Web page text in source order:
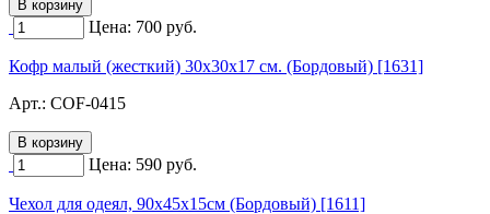
Цена: 700 руб.
Кофр малый (жесткий) 30х30х17 см. (Бордовый) [1631]
Арт.: COF-0415
Цена: 590 руб.
Чехол для одеял, 90х45х15см (Бордовый) [1611]